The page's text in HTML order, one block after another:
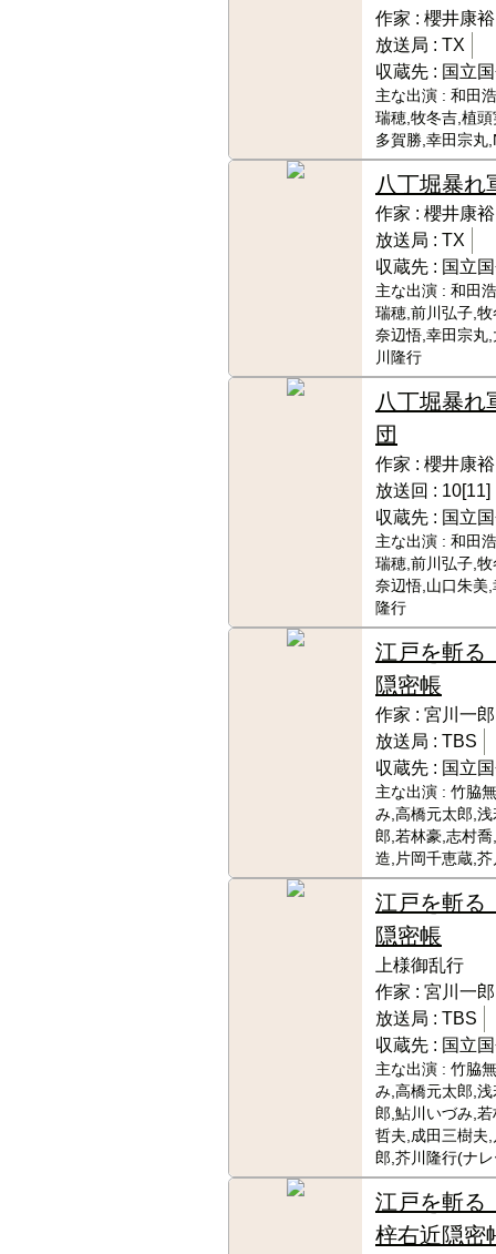
作家 : 櫻井康裕
放送局 : TX
収蔵先 : 国立
主な出演 : 和田
瑞穂,牧冬吉,植
多賀勝,幸田宗丸
八丁堀暴れ
作家 : 櫻井康裕
放送局 : TX
収蔵先 : 国立
主な出演 : 和田
瑞穂,前川弘子,
奈辺悟,幸田宗丸
川隆行
八丁堀暴れ
団
作家 : 櫻井康裕
放送回 : 10[11]
収蔵先 : 国立
主な出演 : 和田
瑞穂,前川弘子,
奈辺悟,山口朱美
隆行
江戸を斬
隠密帳
作家 : 宮川一郎
放送局 : TBS
収蔵先 : 国立
主な出演 : 竹脇
み,高橋元太郎,
郎,若林豪,志村
造,片岡千恵蔵,
江戸を斬
隠密帳
上様御乱行
作家 : 宮川一郎
放送局 : TBS
収蔵先 : 国立
主な出演 : 竹脇
み,高橋元太郎,
郎,鮎川いづみ,
哲夫,成田三樹夫
郎,芥川隆行(ナ
江戸を斬
梓右近隠密